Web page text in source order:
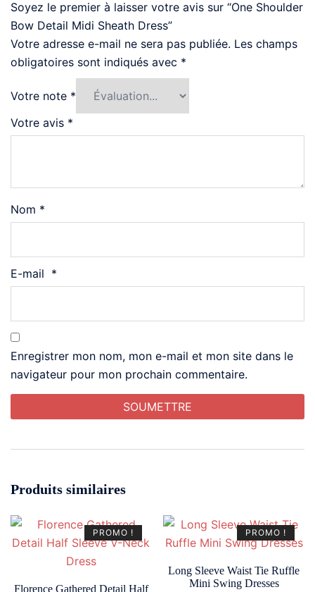
Soyez le premier à laisser votre avis sur “One Shoulder
Bow Detail Midi Sheath Dress”
Votre adresse e-mail ne sera pas publiée. Les champs
obligatoires sont indiqués avec *
Votre note *
Votre avis *
Nom *
E-mail *
Enregistrer mon nom, mon e-mail et mon site dans le
navigateur pour mon prochain commentaire.
Produits similaires
PROMO !
Florence Gathered Detail Half
PROMO !
Long Sleeve Waist Tie Ruffle
Mini Swing Dresses